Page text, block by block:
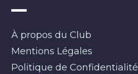
À propos du Club
Mentions Légales
Politique de Confidentialité